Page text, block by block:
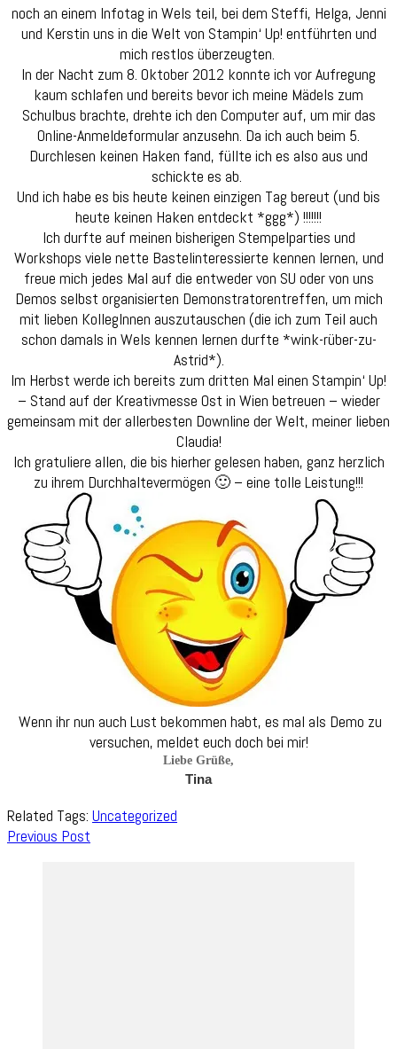
noch an einem Infotag in Wels teil, bei dem Steffi, Helga, Jenni
und Kerstin uns in die Welt von Stampin‘ Up! entführten und
mich restlos überzeugten.
In der Nacht zum 8. Oktober 2012 konnte ich vor Aufregung
kaum schlafen und bereits bevor ich meine Mädels zum
Schulbus brachte, drehte ich den Computer auf, um mir das
Online-Anmeldeformular anzusehn. Da ich auch beim 5.
Durchlesen keinen Haken fand, füllte ich es also aus und
schickte es ab.
Und ich habe es bis heute keinen einzigen Tag bereut (und bis
heute keinen Haken entdeckt *ggg*) !!!!!!!
Ich durfte auf meinen bisherigen Stempelparties und
Workshops viele nette Bastelinteressierte kennen lernen, und
freue mich jedes Mal auf die entweder von SU oder von uns
Demos selbst organisierten Demonstratorentreffen, um mich
mit lieben KollegInnen auszutauschen (die ich zum Teil auch
schon damals in Wels kennen lernen durfte *wink-rüber-zu-
Astrid*).
Im Herbst werde ich bereits zum dritten Mal einen Stampin‘ Up!
– Stand auf der Kreativmesse Ost in Wien betreuen – wieder
gemeinsam mit der allerbesten Downline der Welt, meiner lieben
Claudia!
Ich gratuliere allen, die bis hierher gelesen haben, ganz herzlich
zu ihrem Durchhaltevermögen 🙂 – eine tolle Leistung!!!
Wenn ihr nun auch Lust bekommen habt, es mal als Demo zu
versuchen, meldet euch doch bei mir!
Liebe Grüße,
Tina
Related Tags: Uncategorized
Post
Previous Post